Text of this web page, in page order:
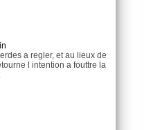
a regler, et au lieux de
l intention a fouttre la